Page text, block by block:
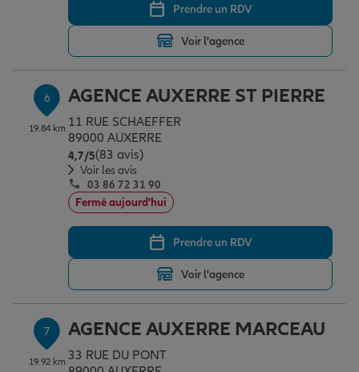
Prendre un RDV
Voir l'agence
6
19.84 km
AGENCE AUXERRE ST PIERRE
11 RUE SCHAEFFER
89000 AUXERRE
4,7/5Note de 4.7 sur 5
(83 avis)
Voir les avis
03 86 72 31 90
Fermé aujourd'hui
Prendre un RDV
Voir l'agence
7
19.92 km
AGENCE AUXERRE MARCEAU
33 RUE DU PONT